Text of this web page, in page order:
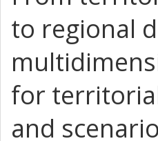
to regional
for
and